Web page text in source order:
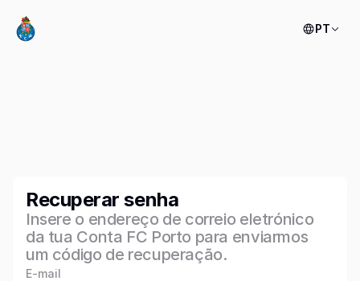
PT
Recuperar senha
Insere o endereço de correio eletrónico
da tua Conta FC Porto para enviarmos
um código de recuperação.
E-mail